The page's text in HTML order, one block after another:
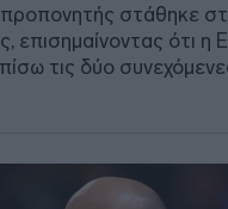
στάθηκε
επισημαίνοντας ότι η
τις δύο